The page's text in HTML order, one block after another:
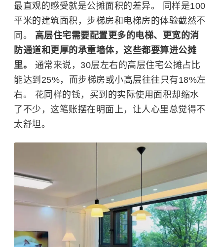
最直观的感受就是公摊面积的差异。 同样是100
平米的建筑面积，步梯房和电梯房的体验截然不
同。 高层住宅需要配置更多的电梯、更宽的消
防通道和更厚的承重墙体，这些都要算进公摊
里。 通常来说，30层左右的高层住宅公摊占比
能达到25%，而步梯房或小高层往往只有18%左
右。 花同样的钱，买到的实际使用面积却缩水
了不少，这笔账摆在明面上，让人心里总觉得不
太舒坦。